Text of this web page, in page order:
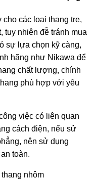
các loại thang tre,
tuy nhiên đễ tránh mua
sự lựa chọn kỹ càng,
hãng như Nikawa để
chất lượng, chính
phù hợp với yêu
việc có liên quan
cách điện, nếu sử
nên sử dụng
toàn.
nhôm